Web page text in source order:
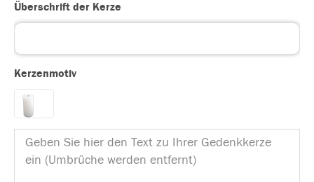
Überschrift der Kerze
Kerzenmotiv